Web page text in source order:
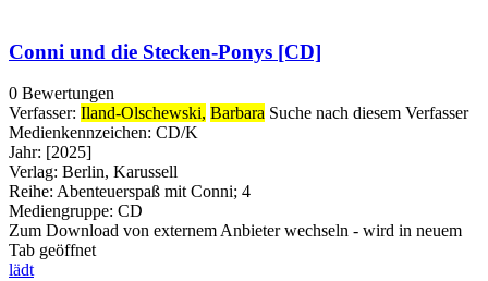
Conni und die Stecken-Ponys [CD]
0 Bewertungen
Verfasser: Iland-Olschewski, Barbara Suche nach diesem Verfasser
Medienkennzeichen: CD/K
Jahr: [2025]
Verlag: Berlin, Karussell
Reihe: Abenteuerspaß mit Conni; 4
Mediengruppe: CD
Zum Download von externem Anbieter wechseln - wird in neuem
Tab geöffnet
lädt